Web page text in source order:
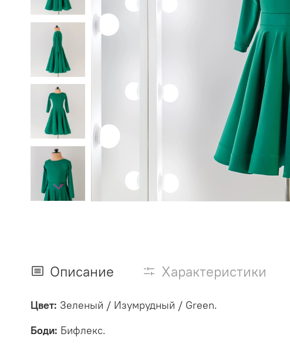
Описание Характеристики
Цвет: Зеленый / Изумрудный / Green.
Боди: Бифлекс.